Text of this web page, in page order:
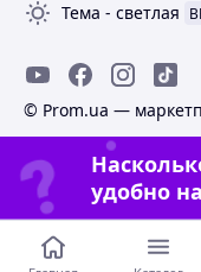
Тема - светлая
© Prom.ua —
удобно